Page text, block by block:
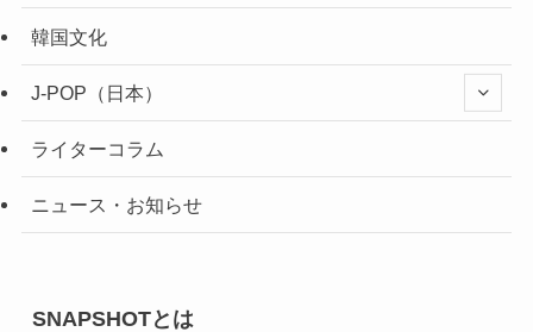
韓国文化
J-POP（日本）
ライターコラム
ニュース・お知らせ
SNAPSHOTとは